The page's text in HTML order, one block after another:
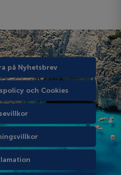
på Nyhetsbrev
och Cookies